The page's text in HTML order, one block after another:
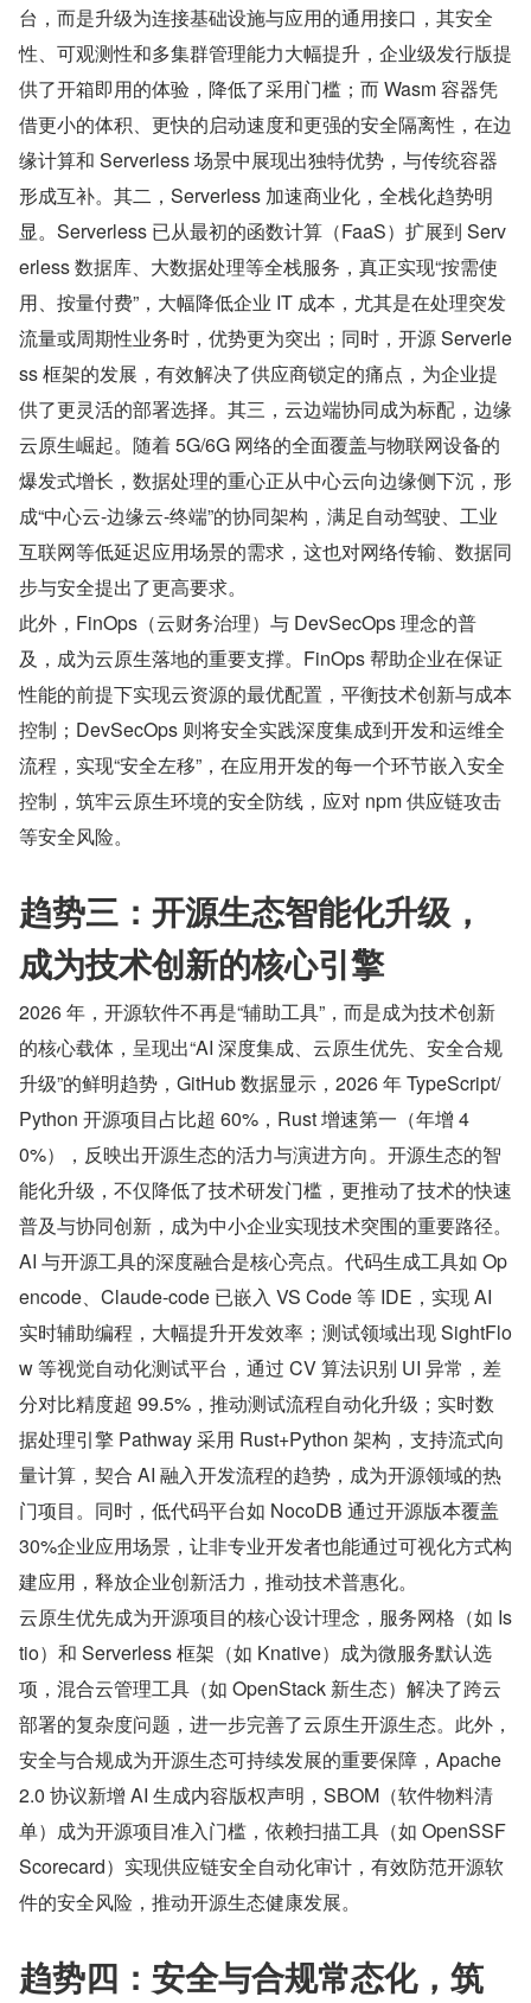
台，而是升级为连接基础设施与应用的通用接口，其安全
性、可观测性和多集群管理能力大幅提升，企业级发行版提
供了开箱即用的体验，降低了采用门槛；而 Wasm 容器凭
借更小的体积、更快的启动速度和更强的安全隔离性，在边
缘计算和 Serverless 场景中展现出独特优势，与传统容器
形成互补。其二，Serverless 加速商业化，全栈化趋势明
显。Serverless 已从最初的函数计算（FaaS）扩展到 Serv
erless 数据库、大数据处理等全栈服务，真正实现“按需使
用、按量付费”，大幅降低企业 IT 成本，尤其是在处理突发
流量或周期性业务时，优势更为突出；同时，开源 Serverle
ss 框架的发展，有效解决了供应商锁定的痛点，为企业提
供了更灵活的部署选择。其三，云边端协同成为标配，边缘
云原生崛起。随着 5G/6G 网络的全面覆盖与物联网设备的
爆发式增长，数据处理的重心正从中心云向边缘侧下沉，形
成“中心云-边缘云-终端”的协同架构，满足自动驾驶、工业
互联网等低延迟应用场景的需求，这也对网络传输、数据同
步与安全提出了更高要求。
此外，FinOps（云财务治理）与 DevSecOps 理念的普
及，成为云原生落地的重要支撑。FinOps 帮助企业在保证
性能的前提下实现云资源的最优配置，平衡技术创新与成本
控制；DevSecOps 则将安全实践深度集成到开发和运维全
流程，实现“安全左移”，在应用开发的每一个环节嵌入安全
控制，筑牢云原生环境的安全防线，应对 npm 供应链攻击
等安全风险。
趋势三：开源生态智能化升级，
成为技术创新的核心引擎
2026 年，开源软件不再是“辅助工具”，而是成为技术创新
的核心载体，呈现出“AI 深度集成、云原生优先、安全合规
升级”的鲜明趋势，GitHub 数据显示，2026 年 TypeScript/
Python 开源项目占比超 60%，Rust 增速第一（年增 4
0%），反映出开源生态的活力与演进方向。开源生态的智
能化升级，不仅降低了技术研发门槛，更推动了技术的快速
普及与协同创新，成为中小企业实现技术突围的重要路径。
AI 与开源工具的深度融合是核心亮点。代码生成工具如 Op
encode、Claude-code 已嵌入 VS Code 等 IDE，实现 AI
实时辅助编程，大幅提升开发效率；测试领域出现 SightFlo
w 等视觉自动化测试平台，通过 CV 算法识别 UI 异常，差
分对比精度超 99.5%，推动测试流程自动化升级；实时数
据处理引擎 Pathway 采用 Rust+Python 架构，支持流式向
量计算，契合 AI 融入开发流程的趋势，成为开源领域的热
门项目。同时，低代码平台如 NocoDB 通过开源版本覆盖
30%企业应用场景，让非专业开发者也能通过可视化方式构
建应用，释放企业创新活力，推动技术普惠化。
云原生优先成为开源项目的核心设计理念，服务网格（如 Is
tio）和 Serverless 框架（如 Knative）成为微服务默认选
项，混合云管理工具（如 OpenStack 新生态）解决了跨云
部署的复杂度问题，进一步完善了云原生开源生态。此外，
安全与合规成为开源生态可持续发展的重要保障，Apache
2.0 协议新增 AI 生成内容版权声明，SBOM（软件物料清
单）成为开源项目准入门槛，依赖扫描工具（如 OpenSSF
Scorecard）实现供应链安全自动化审计，有效防范开源软
件的安全风险，推动开源生态健康发展。
趋势四：安全与合规常态化，筑